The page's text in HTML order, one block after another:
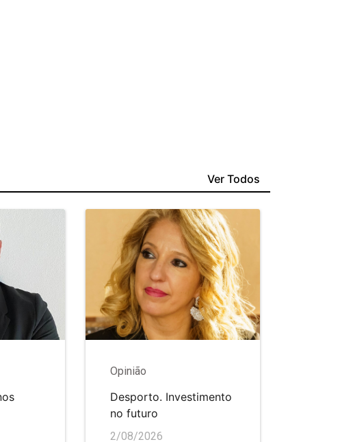
Ver Todos
Opinião
Desporto. Investimento
no futuro
2/08/2026